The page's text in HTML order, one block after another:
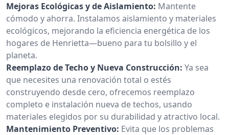
Mejoras Ecológicas y de Aislamiento: Mantente
cómodo y ahorra. Instalamos aislamiento y materiales
ecológicos, mejorando la eficiencia energética de los
hogares de Henrietta—bueno para tu bolsillo y el
planeta.
Reemplazo de Techo y Nueva Construcción: Ya sea
que necesites una renovación total o estés
construyendo desde cero, ofrecemos reemplazo
completo e instalación nueva de techos, usando
materiales elegidos por su durabilidad y atractivo local.
Mantenimiento Preventivo: Evita que los problemas